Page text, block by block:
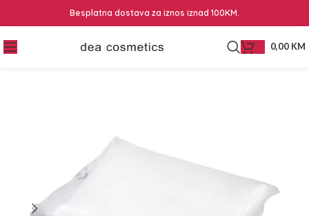
Besplatna dostava za iznos iznad 100KM.
0,00 KM